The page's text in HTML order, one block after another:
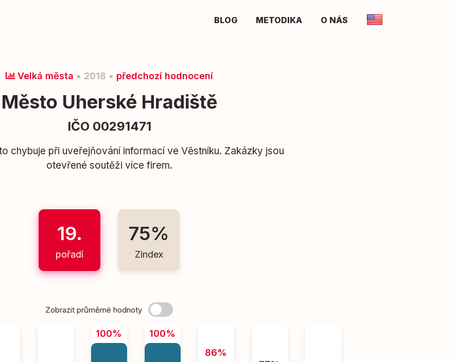
BLOG METODIKA O NÁS
Velká města • 2018 • předchozí hodnocení
Město Uherské Hradiště
IČO 00291471
chybuje při uveřejňování informací ve Věstníku. Zakázky jsou
otevřené soutěži více firem.
19.
pořadí
75%
Zindex
Zobrazit průměrné hodnoty
100% 100%
86%